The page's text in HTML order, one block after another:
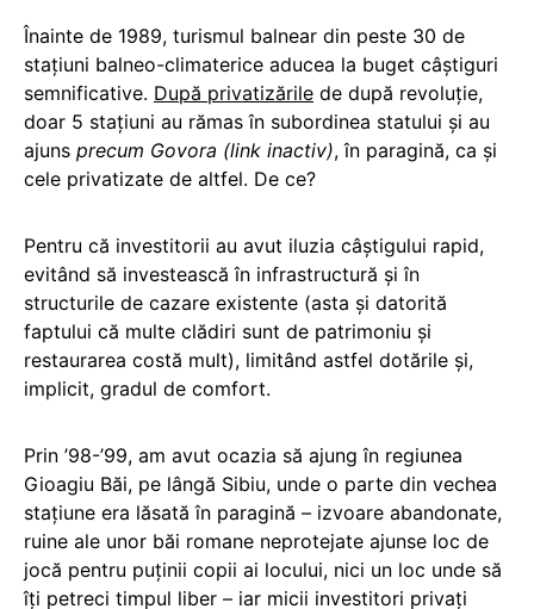
Înainte de 1989, turismul balnear din peste 30 de
staţiuni balneo-climaterice aducea la buget câştiguri
semnificative. După privatizările de după revoluţie,
doar 5 staţiuni au rămas în subordinea statului şi au
ajuns precum Govora (link inactiv), în paragină, ca şi
cele privatizate de altfel. De ce?
Pentru că investitorii au avut iluzia câştigului rapid,
evitând să investească în infrastructură şi în
structurile de cazare existente (asta şi datorită
faptului că multe clădiri sunt de patrimoniu şi
restaurarea costă mult), limitând astfel dotările şi,
implicit, gradul de comfort.
Prin ’98-’99, am avut ocazia să ajung în regiunea
Gioagiu Băi, pe lângă Sibiu, unde o parte din vechea
staţiune era lăsată în paragină – izvoare abandonate,
ruine ale unor băi romane neprotejate ajunse loc de
jocă pentru puţinii copii ai locului, nici un loc unde să
îţi petreci timpul liber – iar micii investitori privaţi